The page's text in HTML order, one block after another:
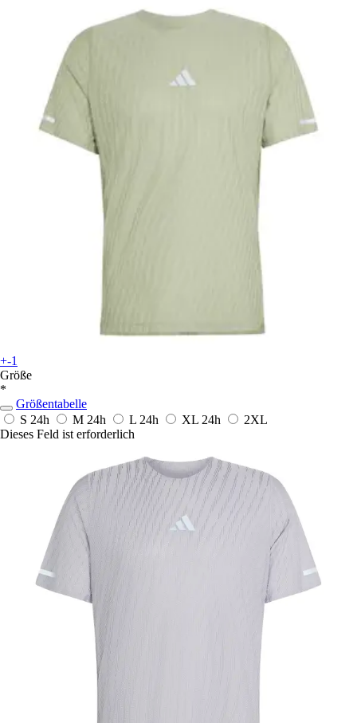
+-1
Größe
*
Größentabelle
S 24h M 24h L 24h XL 24h
2XL
Dieses Feld ist erforderlich